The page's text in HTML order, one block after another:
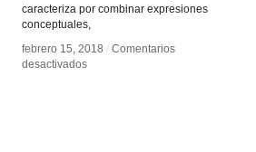
caracteriza por combinar expresiones
conceptuales,
febrero 15, 2018 / Comentarios
desactivadosen
febrero 15, 2018 / Comentarios
desactivadosen